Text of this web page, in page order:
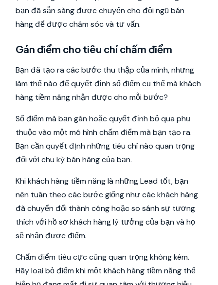
bạn đã sẵn sàng được chuyển cho đội ngũ bán
hàng để được chăm sóc và tư vấn.
Gán điểm cho tiêu chí chấm điểm
Bạn đã tạo ra các bước thu thập của mình, nhưng
làm thế nào để quyết định số điểm cụ thể mà khách
hàng tiềm năng nhận được cho mỗi bước?
Số điểm mà bạn gán hoặc quyết định bỏ qua phụ
thuộc vào một mô hình chấm điểm mà bạn tạo ra.
Bạn cần quyết định những tiêu chí nào quan trọng
đối với chu kỳ bán hàng của bạn.
Khi khách hàng tiềm năng là những Lead tốt, bạn
nên tuân theo các bước giống như các khách hàng
đã chuyển đổi thành công hoặc so sánh sự tương
thích với hồ sơ khách hàng lý tưởng của bạn và họ
sẽ nhận được điểm.
Chấm điểm tiêu cực cũng quan trọng không kém.
Hãy loại bỏ điểm khi một khách hàng tiềm năng thể